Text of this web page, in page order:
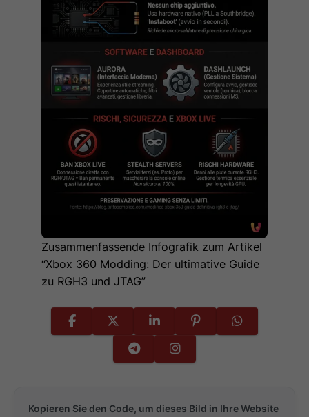
Zusammenfassende Infografik zum Artikel
“Xbox 360 Modding: Der ultimative Guide
zu RGH3 und JTAG”
Kopieren Sie den Code, um dieses Bild in Ihre Website